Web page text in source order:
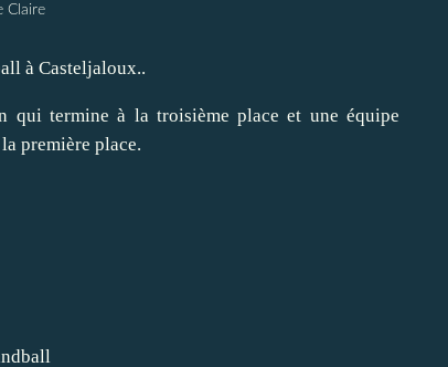
Claire
à Casteljaloux..
qui termine à la troisième place et une équipe
première place.